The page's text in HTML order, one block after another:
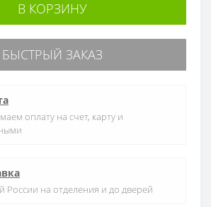
В КОРЗИНУ
БЫСТРЫЙ ЗАКАЗ
оплату на счет, карту и
России на отделения и до дверей